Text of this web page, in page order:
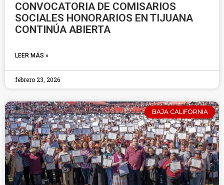
CONVOCATORIA DE COMISARIOS
SOCIALES HONORARIOS EN TIJUANA
CONTINÚA ABIERTA
LEER MÁS »
febrero 23, 2026
BAJA CALIFORNIA